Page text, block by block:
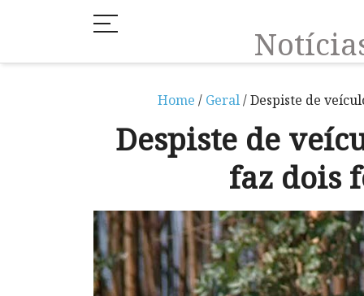
Home / Geral/ Despiste de
Despiste de
faz dois